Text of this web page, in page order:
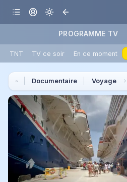
PROGRAMME TV
TNT TV ce soir En ce moment
Documentaire Voyage